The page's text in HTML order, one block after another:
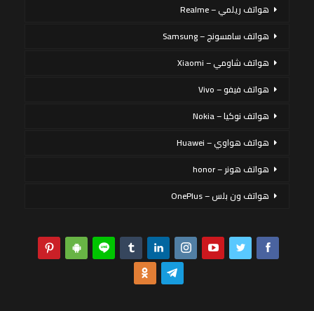
هواتف ريلمي – Realme
هواتف سامسونج – Samsung
هواتف شاومي – Xiaomi
هواتف فيفو – Vivo
هواتف نوكيا – Nokia
هواتف هواوي – Huawei
هواتف هونر – honor
هواتف ون بلس – OnePlus